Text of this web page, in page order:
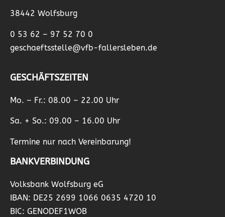
38442 Wolfsburg
0 53 62 – 97 52 70 0
geschaeftsstelle@vfb-fallersleben.de
GESCHÄFTSZEITEN
Mo. – Fr.: 08.00 – 22.00 Uhr
Sa. + So.: 09.00 – 16.00 Uhr
Termine nur nach Vereinbarung!
BANKVERBINDUNG
Volksbank Wolfsburg eG
IBAN: DE25 2699 1066 0635 4720 10
BIC: GENODEF1WOB